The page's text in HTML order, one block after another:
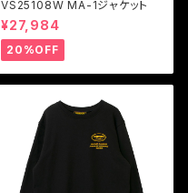
VS25108W MA-1ジャケット
¥27,984
20%OFF